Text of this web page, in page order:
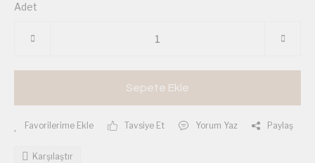
Adet
Sepete Ekle
Tavsiye Et Yorum Yaz Paylaş
Karşılaştır